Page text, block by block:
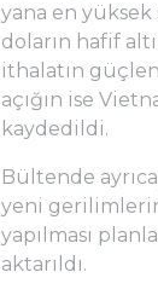
yana en
doların hafif
ithalatın
açığın ise
kaydedildi.
Bültende
yeni
yapılması
aktarıldı.